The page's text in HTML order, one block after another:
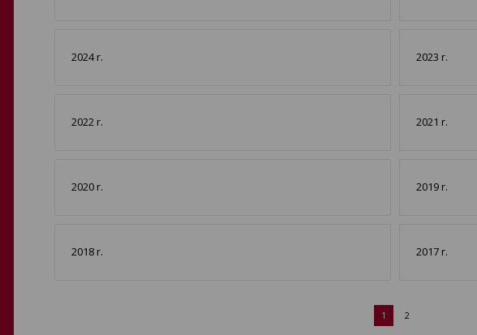
2024 r. 2023 r.
2022 r. 2021 r.
2020 r. 2019 r.
2018 r. 2017 r.
1 2